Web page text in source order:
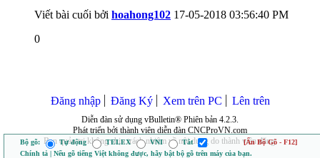
Viết bài cuối bởi hoahong102 17-05-2018 03:56:40 PM
0
Đăng nhập Đăng Ký Xem trên PC Lên trên
Diễn đàn sử dụng vBulletin® Phiên bản 4.2.3.
Phát triển bởi thành viên diễn đàn CNCProVN.com
Ban quản trị không chịu trách nhiệm về nội dung do thành viên đăng.
Bộ gõ: Tự động TELEX VNI Tắt
[Ẩn Bộ Gõ - F12]
Chính tả | Nếu gõ tiếng Việt không được, hãy bật bộ gõ trên máy của bạn.